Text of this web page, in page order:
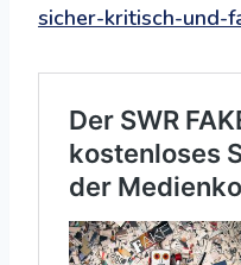
sicher-kritisch-und-